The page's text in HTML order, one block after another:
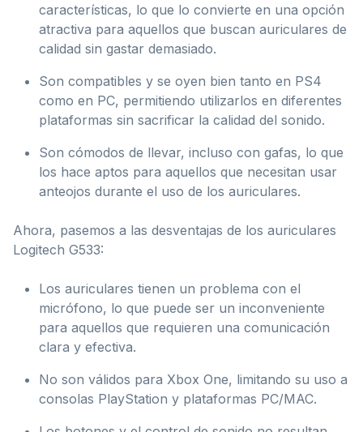
características, lo que lo convierte en una opción
atractiva para aquellos que buscan auriculares de
calidad sin gastar demasiado.
Son compatibles y se oyen bien tanto en PS4
como en PC, permitiendo utilizarlos en diferentes
plataformas sin sacrificar la calidad del sonido.
Son cómodos de llevar, incluso con gafas, lo que
los hace aptos para aquellos que necesitan usar
anteojos durante el uso de los auriculares.
Ahora, pasemos a las desventajas de los auriculares
Logitech G533:
Los auriculares tienen un problema con el
micrófono, lo que puede ser un inconveniente
para aquellos que requieren una comunicación
clara y efectiva.
No son válidos para Xbox One, limitando su uso a
consolas PlayStation y plataformas PC/MAC.